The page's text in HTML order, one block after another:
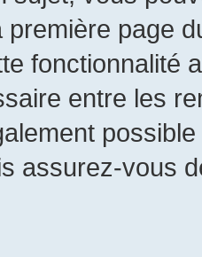
première page
fonctionnalité
entre les
assurez-vous